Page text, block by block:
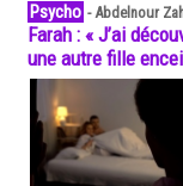
Psycho -Abdelnour
Farah : « J’ai
une autre fille